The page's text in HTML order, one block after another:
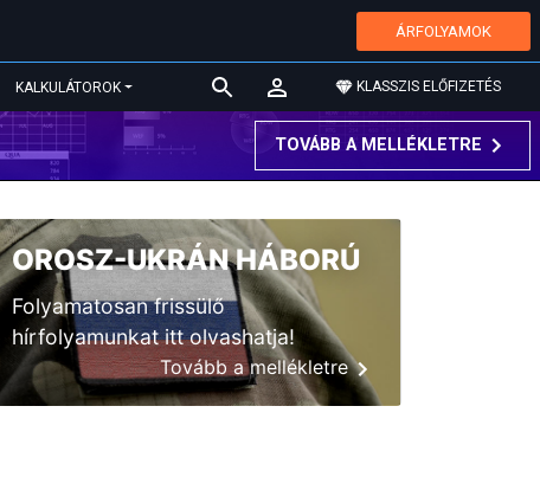
ÁRFOLYAMOK
KALKULÁTOROK KLASSZIS ELŐFIZETÉS
TOVÁBB A MELLÉKLETRE
OROSZ-UKRÁN HÁBORÚ
Folyamatosan frissülő
hírfolyamunkat itt olvashatja!
Tovább a mellékletre